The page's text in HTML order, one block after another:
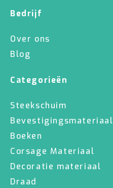
Bedrijf
Over ons
Blog
Categorieën
Steekschuim
Bevestigingsmateriaal
Boeken
Corsage Materiaal
Decoratie materiaal
Draad